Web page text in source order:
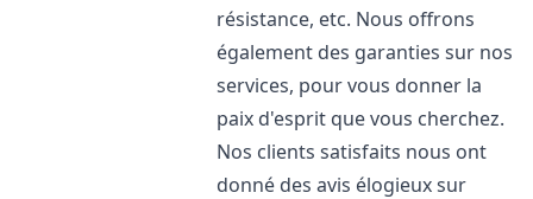
résistance, etc. Nous offrons
également des garanties sur nos
services, pour vous donner la
paix d'esprit que vous cherchez.
Nos clients satisfaits nous ont
donné des avis élogieux sur